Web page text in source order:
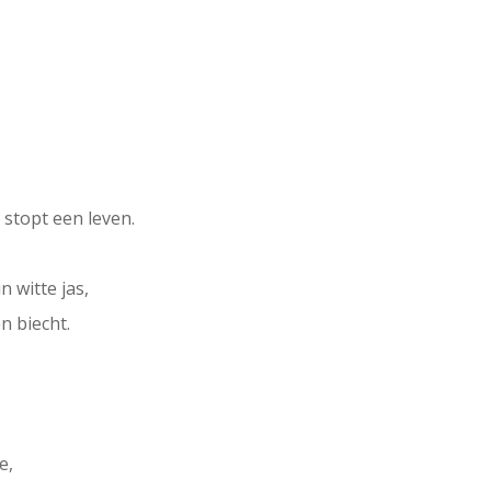
een leven.
witte jas,
biecht.